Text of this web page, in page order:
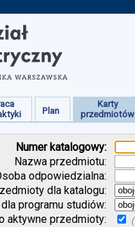
Plan
Karty
przedmiotów
Numer katalogowy:
Nazwa przedmiotu:
odpowiedzialna:
dla katalogu:
programu studiów:
aktywne przedmioty: